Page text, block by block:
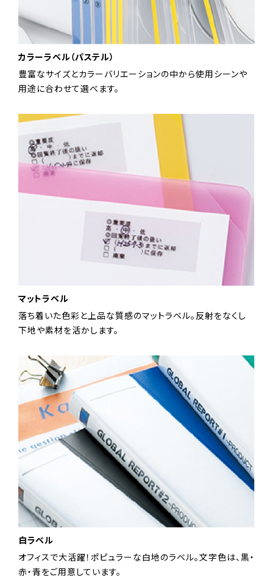
カラーラベル（パステル）
豊富なサイズとカラーバリエーションの中から使用シーンや
用途に合わせて選べます。
マットラベル
落ち着いた色彩と上品な質感のマットラベル。反射をなくし
下地や素材を活かします。
白ラベル
オフィスで大活躍！ポピュラーな白地のラベル。文字色は、黒・
赤・青をご用意しています。